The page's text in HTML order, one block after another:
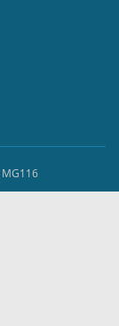
MG116